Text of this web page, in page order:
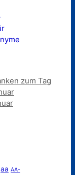
zum Tag
aa AA-